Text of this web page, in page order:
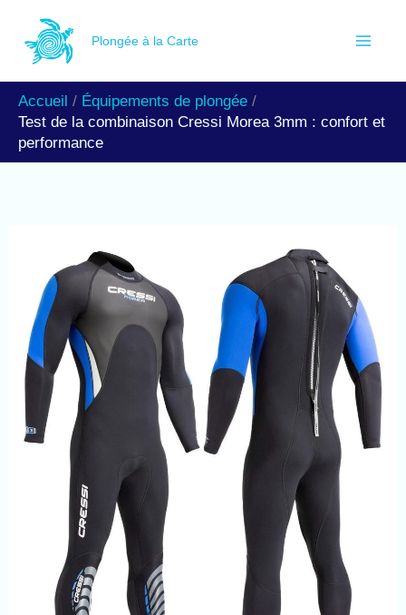
contenu
Plongée à la Carte
Accueil
Équipements de plongée
Test de la combinaison Cressi Morea 3mm : confort et
performance
e
h
e
r